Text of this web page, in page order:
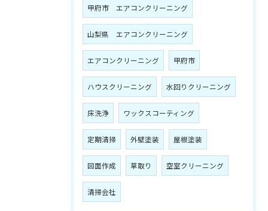
甲府市 エアコンクリーニング
山梨県 エアコンクリーニング
エアコンクリーニング 甲府市
ハウスクリーニング 水回りクリーニング
床洗浄 ワックスコーティング
定期清掃 外壁塗装 屋根塗装
図面作成 草取り 空室クリーニング
清掃会社